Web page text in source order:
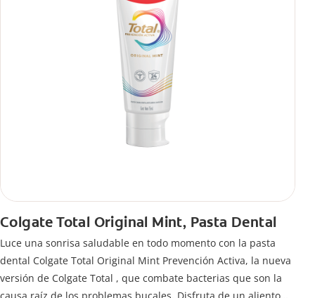
Colgate Total Original Mint, Pasta Dental
Luce una sonrisa saludable en todo momento con la pasta
dental Colgate Total Original Mint Prevención Activa, la nueva
versión de Colgate Total , que combate bacterias que son la